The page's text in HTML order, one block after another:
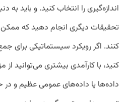
اندازه‌گیری را انتخاب کنید. و باید به
تحقیقات دیگری انجام دهید که ممکن
کنند. اگر رویکرد سیستماتیکی برای
کنید، با کارآمدی بیشتری می‌توانید از
داده‌ها یا داده‌های عمومی عظیم و در